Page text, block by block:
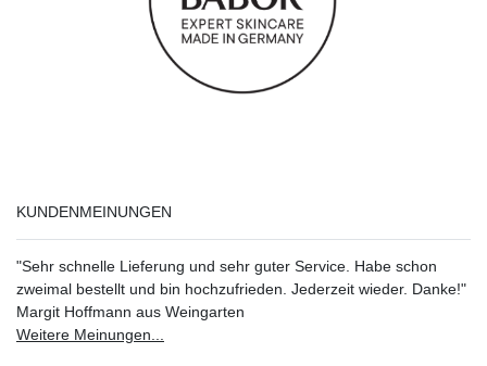
KUNDENMEINUNGEN
"Sehr schnelle Lieferung und sehr guter Service. Habe schon
zweimal bestellt und bin hochzufrieden. Jederzeit wieder. Danke!"
Margit Hoffmann aus Weingarten
Weitere Meinungen...